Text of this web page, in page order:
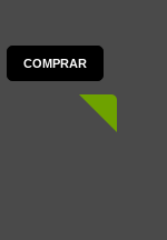
COMPRAR